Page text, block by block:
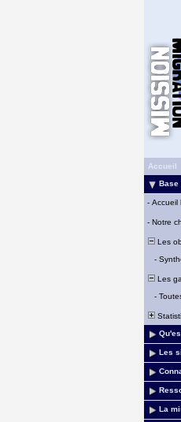
Accueil
Base
- Accueil
- Notre
Les
-
Les
-
Les
La